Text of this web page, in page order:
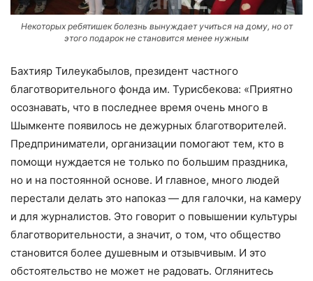
Некоторых ребятишек болезнь вынуждает учиться на дому, но от
этого подарок не становится менее нужным
Бахтияр Тилеукабылов, президент частного
благотворительного фонда им. Турисбекова: «Приятно
осознавать, что в последнее время очень много в
Шымкенте появилось не дежурных благотворителей.
Предприниматели, организации помогают тем, кто в
помощи нуждается не только по большим праздника,
но и на постоянной основе. И главное, много людей
перестали делать это напоказ — для галочки, на камеру
и для журналистов. Это говорит о повышении культуры
благотворительности, а значит, о том, что общество
становится более душевным и отзывчивым. И это
обстоятельство не может не радовать. Оглянитесь